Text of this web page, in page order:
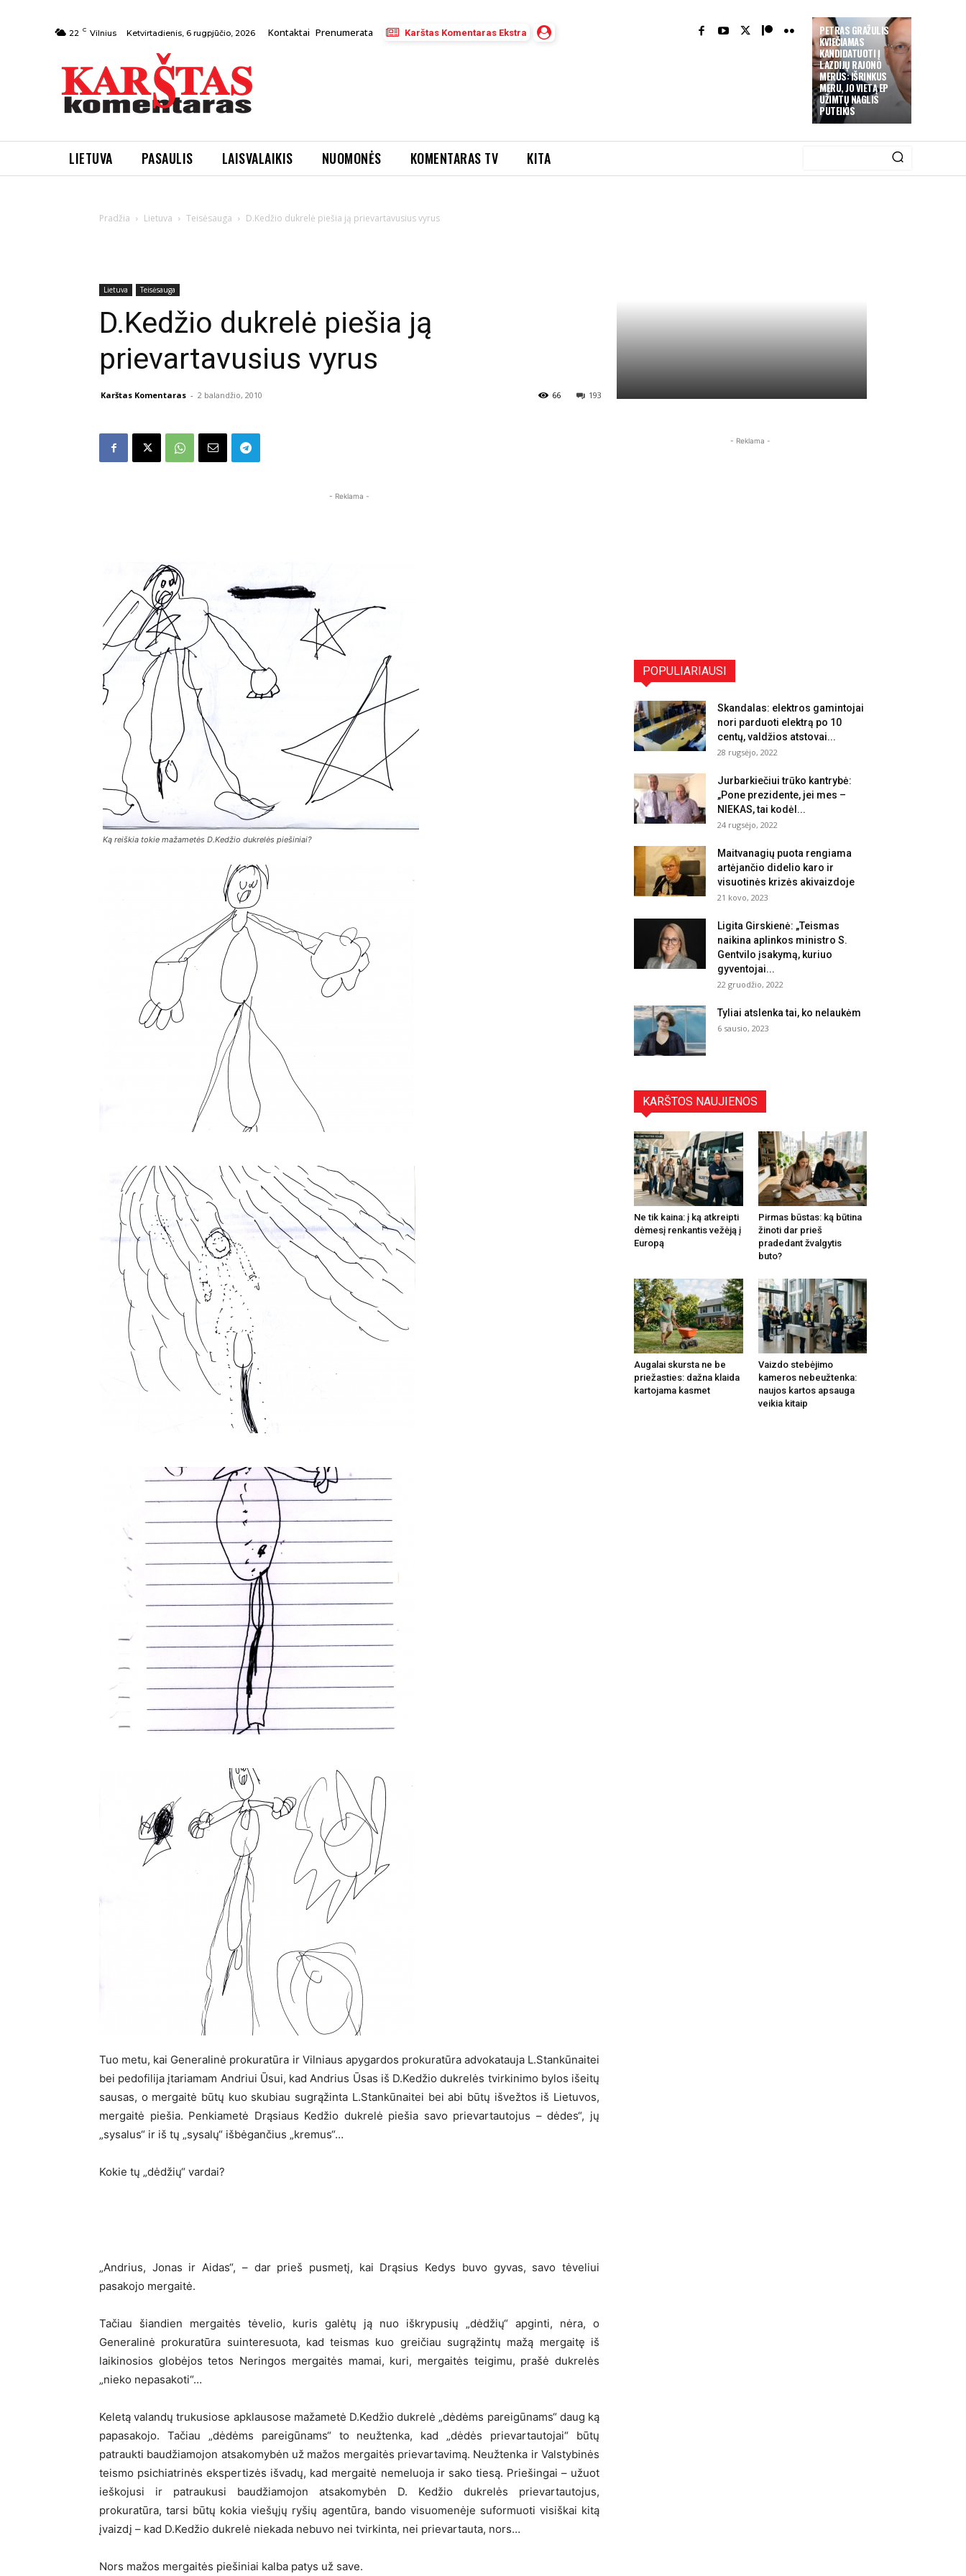
PETRAS GRAŽULIS
KVIEČIAMAS
KANDIDATUOTI Į
LAZDIJŲ RAJONO
MERUS: IŠRINKUS
MERU, JO VIETĄ EP
UŽIMTŲ NAGLIS
PUTEIKIS
22 C Vilnius Ketvirtadienis, 6 rugpjūčio, 2026 Kontaktai Prenumerata Karštas Komentaras Ekstra
LIETUVA PASAULIS LAISVALAIKIS NUOMONĖS KOMENTARAS TV KITA
Pradžia Lietuva Teisėsauga D.Kedžio dukrelė piešia ją prievartavusius vyrus
Lietuva Teisėsauga
D.Kedžio dukrelė piešia ją
prievartavusius vyrus
Karštas Komentaras - 2 balandžio, 2010 193
66
- Reklama -
Ką reiškia tokie mažametės D.Kedžio dukrelės piešiniai?
Tuo metu, kai Generalinė prokuratūra ir Vilniaus apygardos prokuratūra advokatauja L.Stankūnaitei
bei pedofilija įtariamam Andriui Ūsui, kad Andrius Ūsas iš D.Kedžio dukrelės tvirkinimo bylos išeitų
sausas, o mergaitė būtų kuo skubiau sugrąžinta L.Stankūnaitei bei abi būtų išvežtos iš Lietuvos,
mergaitė piešia. Penkiametė Drąsiaus Kedžio dukrelė piešia savo prievartautojus – dėdes“, jų
„sysalus“ ir iš tų „sysalų“ išbėgančius „kremus“…
Kokie tų „dėdžių“ vardai?
„Andrius, Jonas ir Aidas“, – dar prieš pusmetį, kai Drąsius Kedys buvo gyvas, savo tėveliui
pasakojo mergaitė.
Tačiau šiandien mergaitės tėvelio, kuris galėtų ją nuo iškrypusių „dėdžių“ apginti, nėra, o
Generalinė prokuratūra suinteresuota, kad teismas kuo greičiau sugrąžintų mažą mergaitę iš
laikinosios globėjos tetos Neringos mergaitės mamai, kuri, mergaitės teigimu, prašė dukrelės
„nieko nepasakoti“…
Keletą valandų trukusiose apklausose mažametė D.Kedžio dukrelė „dėdėms pareigūnams“ daug ką
papasakojo. Tačiau „dėdėms pareigūnams“ to neužtenka, kad „dėdės prievartautojai“ būtų
patraukti baudžiamojon atsakomybėn už mažos mergaitės prievartavimą. Neužtenka ir Valstybinės
teismo psichiatrinės ekspertizės išvadų, kad mergaitė nemeluoja ir sako tiesą. Priešingai – užuot
ieškojusi ir patraukusi baudžiamojon atsakomybėn D. Kedžio dukrelės prievartautojus,
prokuratūra, tarsi būtų kokia viešųjų ryšių agentūra, bando visuomenėje suformuoti visiškai kitą
įvaizdį – kad D.Kedžio dukrelė niekada nebuvo nei tvirkinta, nei prievartauta, nors…
Nors mažos mergaitės piešiniai kalba patys už save.
- Reklama -
POPULIARIAUSI
Skandalas: elektros gamintojai
nori parduoti elektrą po 10
centų, valdžios atstovai...
28 rugsėjo, 2022
Jurbarkiečiui trūko kantrybė:
„Pone prezidente, jei mes –
NIEKAS, tai kodėl...
24 rugsėjo, 2022
Maitvanagių puota rengiama
artėjančio didelio karo ir
visuotinės krizės akivaizdoje
21 kovo, 2023
Ligita Girskienė: „Teismas
naikina aplinkos ministro S.
Gentvilo įsakymą, kuriuo
gyventojai...
22 gruodžio, 2022
Tyliai atslenka tai, ko nelaukėm
6 sausio, 2023
KARŠTOS NAUJIENOS
Ne tik kaina: į ką atkreipti
dėmesį renkantis vežėją į
Europą
Pirmas būstas: ką būtina
žinoti dar prieš
pradedant žvalgytis
buto?
Augalai skursta ne be
priežasties: dažna klaida
kartojama kasmet
Vaizdo stebėjimo
kameros nebeužtenka:
naujos kartos apsauga
veikia kitaip